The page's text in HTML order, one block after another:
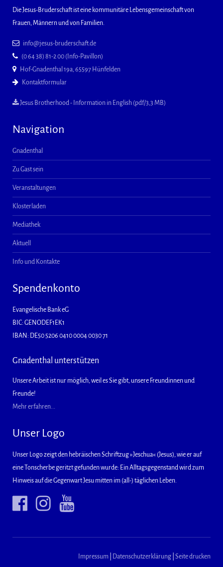
Die Jesus-Bruderschaft ist eine kommunitäre Lebensgemeinschaft von
Frauen, Männern und von Familien.
info@jesus-bruderschaft.de
(0 64 38) 81-2 00 (Info-Pavillon)
Hof-Gnadenthal 19a, 65597 Hünfelden
Kontaktformular
Jesus Brotherhood - Information in English (pdf/3,3 MB)
Navigation
Gnadenthal
Zu Gast sein
Veranstaltungen
Klosterladen
Mediathek
Aktuell
Info und Kontakte
Spendenkonto
Evangelische Bank eG
BIC: GENODEF1EK1
IBAN: DE50 5206 0410 0004 0030 71
Gnadenthal unterstützen
Unsere Arbeit ist nur möglich, weil es Sie gibt, unsere Freundinnen und
Freunde!
Mehr erfahren...
Unser Logo
Unser Logo zeigt den hebräischen Schriftzug »Jeschua« (Jesus), wie er auf
eine Tonscherbe geritzt gefunden wurde: Ein Alltagsgegenstand wird zum
Hinweis auf die Gegenwart Jesu mitten im (all-) täglichen Leben.
Impressum Datenschutzerklärung Seite drucken